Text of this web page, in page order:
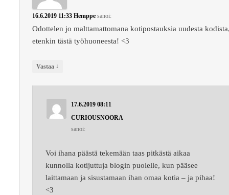
16.6.2019 11:33 Hemppe sanoi:
Odottelen jo malttamattomana kotipostauksia uudesta
etenkin tästä työhuoneesta! <3
Vastaa ↓
17.6.2019 08:11
CURIOUSNOORA
sanoi:
Voi ihana päästä tekemään taas pitkästä aikaa
kunnolla kotijuttuja blogin puolelle, kun pääsee
laittamaan ja sisustamaan ihan omaa kotia – ja pihaa!
<3